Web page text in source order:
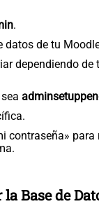
.
datos de tu
dependiendo
contraseña» para
Base de